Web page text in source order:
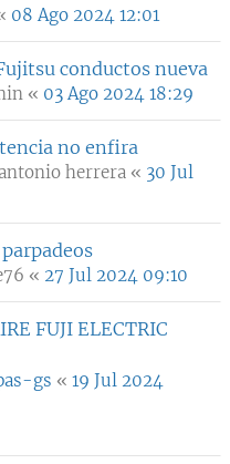
08 Ago 2024 12:01
conductos nueva
« 03 Ago 2024 18:29
no enfira
herrera « 30 Jul
« 27 Jul 2024 09:10
FUJI ELECTRIC
gs « 19 Jul 2024